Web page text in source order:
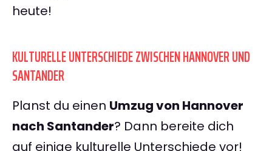
heute!
KULTURELLE UNTERSCHIEDE ZWISCHEN HANNOVER UND
SANTANDER
Planst du einen Umzug von Hannover
nach Santander? Dann bereite dich
auf einige kulturelle Unterschiede vor!